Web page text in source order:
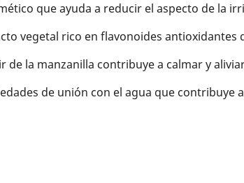
que ayuda a reducir el aspecto de la
vegetal rico en flavonoides antioxidantes
la manzanilla contribuye a calmar y
de unión con el agua que contribuye